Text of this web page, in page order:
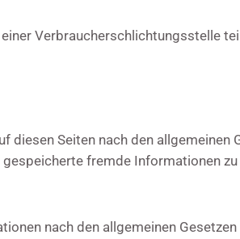
Verbraucherschlichtungsstelle
Seiten nach den
fremde Informationen
nach den allgemeinen